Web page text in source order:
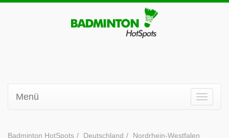
Menü
Badminton HotSpots Deutschland
Nordrhein-Westfalen